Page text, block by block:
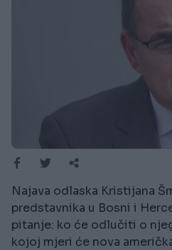
Najava odlaska Kristijana
predstavnika u Bosni i
pitanje: ko će odlučiti o
kojoj mjeri će nova